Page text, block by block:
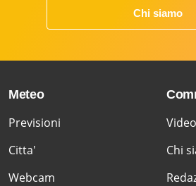
Chi siamo
Meteo
Previsioni
Citta'
Webcam
Video
Chi